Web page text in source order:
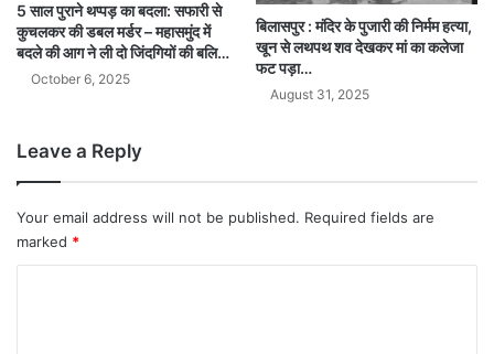
5 साल पुराने थप्पड़ का बदला: सफारी से
कुचलकर की डबल मर्डर – महासमुंद में
बदले की आग ने ली दो जिंदगियों की बलि…
October 6, 2025
बिलासपुर : मंदिर के पुजारी की निर्मम हत्या,
खून से लथपथ शव देखकर मां का कलेजा
फट पड़ा…
August 31, 2025
Leave a Reply
Your email address will not be published. Required fields are
marked *